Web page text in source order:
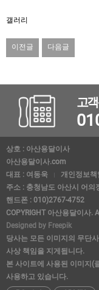
갤러리
이전글 다음글
고
상호 : 아산용달이사
아산용달이사.com
대표 : 여동욱
개인정보
주소 : 충청남도 아산시 어의
핸드폰 : 010)2767-4752
COPYRIGHT 아산용달이사.
Designed by Freepik
당사는 모든 이미지의 무단
사상 책임을 지게됩니다.
본 사이트에 사용된 이미지(
사용하고 있습니다.